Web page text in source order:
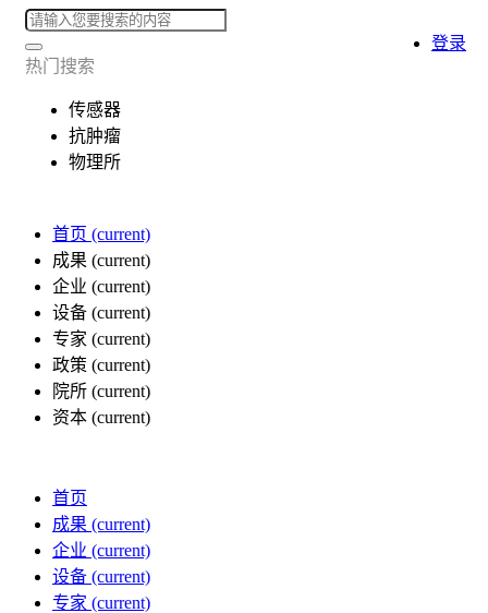
热门搜索
传感器
抗肿瘤
物理所
首页 (current)
成果 (current)
企业 (current)
设备 (current)
专家 (current)
政策 (current)
院所 (current)
资本 (current)
登录
首页
成果 (current)
企业 (current)
设备 (current)
专家 (current)